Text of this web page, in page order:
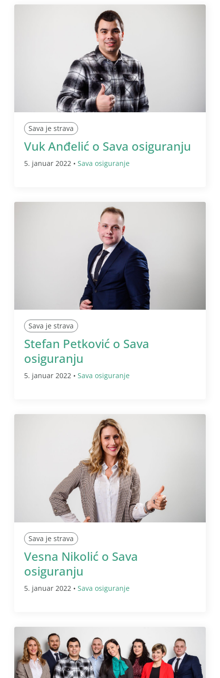
Sava je strava
Vuk Anđelić o Sava osiguranju
5. januar 2022 • Sava osiguranje
Sava je strava
Stefan Petković o Sava
osiguranju
5. januar 2022 • Sava osiguranje
Sava je strava
Vesna Nikolić o Sava
osiguranju
5. januar 2022 • Sava osiguranje